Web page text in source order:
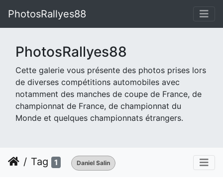
PhotosRallyes88
PhotosRallyes88
Cette galerie vous présente des photos prises lors
de diverses compétitions automobiles avec
notamment des manches de coupe de France, de
championnat de France, de championnat du
Monde et quelques championnats étrangers.
Tag 1 Daniel Salin